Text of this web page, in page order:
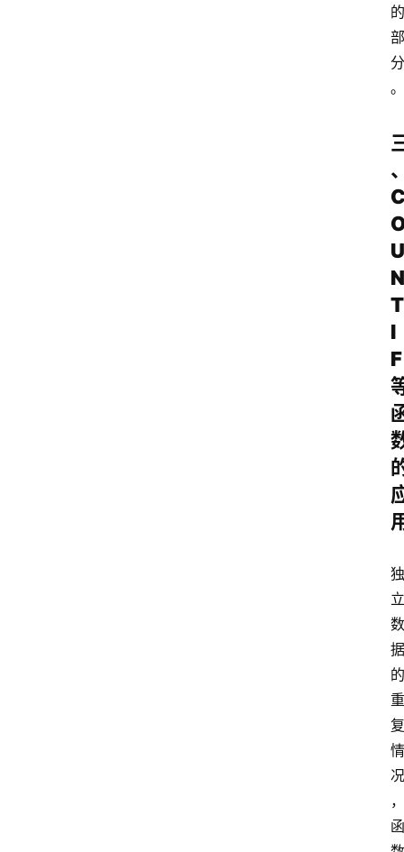
的
部
分
。
U
N
T
I
F
独
立
数
据
的
重
复
情
况
，
函